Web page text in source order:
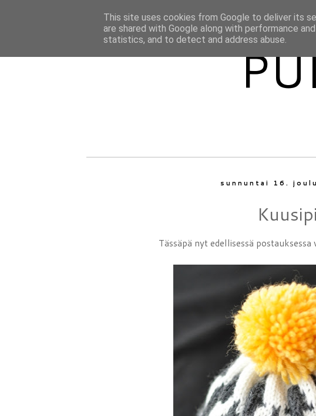
sunnuntai 16.
Tässäpä nyt edellisessä
This site uses cookies from Google to deliver its
are shared with Google along with performance
statistics, and to detect and address abuse.